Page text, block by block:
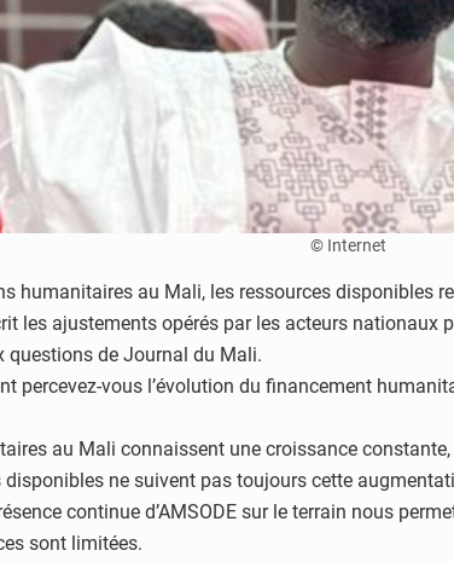
© Internet
humanitaires au Mali, les ressources disponibles
les ajustements opérés par les acteurs nationaux
questions de Journal du Mali.
percevez-vous l’évolution du financement
au Mali connaissent une croissance
ne suivent pas toujours cette
continue d’AMSODE sur le terrain nous
sont limitées.